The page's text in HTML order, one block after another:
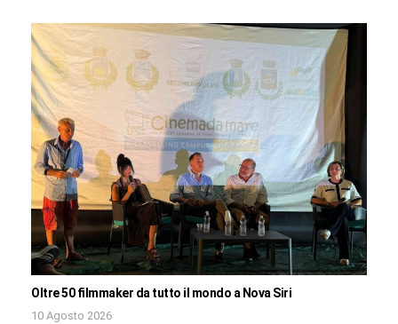
Oltre 50 filmmaker da tutto il mondo a Nova Siri
10 Agosto 2026